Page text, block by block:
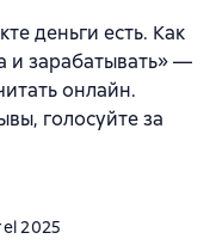
деньги есть. Как
и зарабатывать» —
онлайн.
голосуйте за
2025